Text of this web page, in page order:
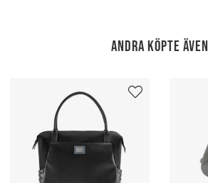
Andra köpte även